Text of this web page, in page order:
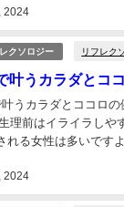
2024
レクソロジー リフレク
叶うカラダとコ
2024
叶うカラダとココロ
理前はイライラしや
れる女性は多いです